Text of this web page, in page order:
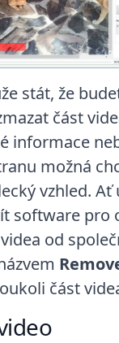
stát, že
část
informace
možná
vzhled. Ať
software pro
od
část